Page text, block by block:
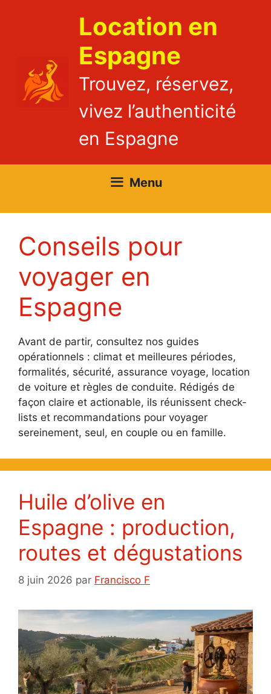
Location en
Espagne
Trouvez, réservez,
vivez l’authenticité
en Espagne
Menu
Conseils pour
voyager en
Espagne
Avant de partir, consultez nos guides
opérationnels : climat et meilleures périodes,
formalités, sécurité, assurance voyage, location
de voiture et règles de conduite. Rédigés de
façon claire et actionable, ils réunissent check-
lists et recommandations pour voyager
sereinement, seul, en couple ou en famille.
Huile d’olive en
Espagne : production,
routes et dégustations
8 juin 2026 par Francisco F